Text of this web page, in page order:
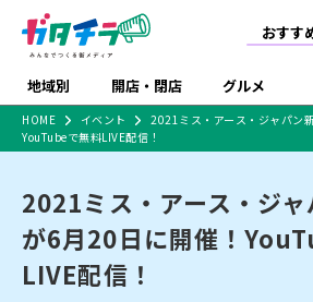
おすす
地域別 開店・閉店 グルメ
新潟市
中越
開店
リニューアル・移転
ラーメン
和食
体験・販売
趣味・展示会
施設・ショップ
食品メーカー・県産
特売セール
特集・まとめ記事
食品スーパー・コンビ
ショッピングモール・
大型施設
HOME イベント
2021ミス・アース・ジャパン
YouTubeで無料LIVE配信！
2021ミス・アース・ジ
が6月20日に開催！
LIVE配信！